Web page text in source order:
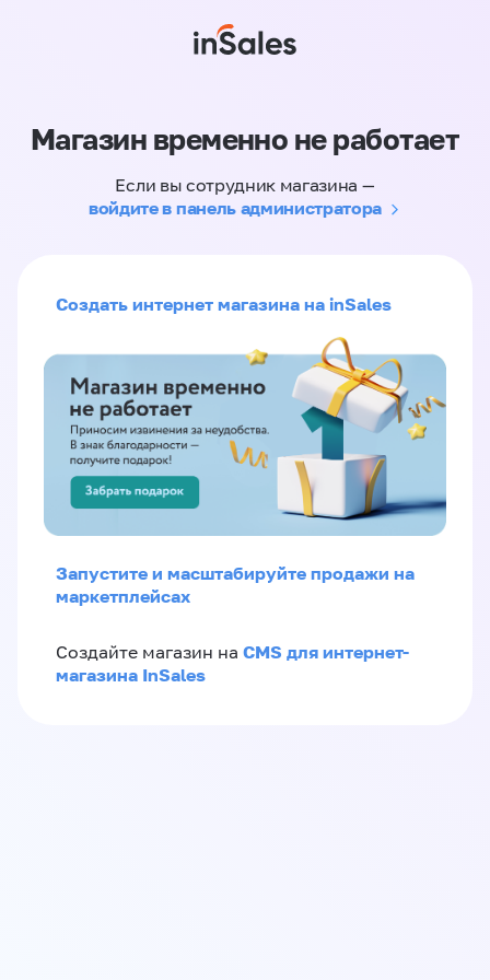
Магазин временно не работает
Если вы сотрудник магазина —
войдите в панель администратора
Создать интернет магазина на inSales
Запустите и масштабируйте продажи на
маркетплейсах
Создайте магазин на CMS для интернет-
магазина InSales